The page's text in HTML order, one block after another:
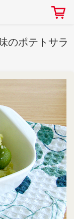
会社概要
本社所在地
月30日】夏イベン
SUMMER
下の新生姜ミュー
の新生姜
め！岩下の新生姜と
くるくる巻き～細巻
ン～
工場での取り組み
岩下のらっきょうにつ
しょうがを食べてお悩
先生
岩下の新生姜Sing＆
～ニュージンジャーイ
のポテトサラ